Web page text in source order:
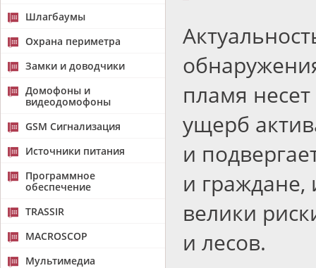
Шлагбаумы
Охрана периметра
Замки и доводчики
Домофоны и
видеодомофоны
GSM Сигнализация
Источники питания
Программное
обеспечение
TRASSIR
MACROSCOP
Мультимедиа
пламя
ущерб
и
и
велики
и лесов.